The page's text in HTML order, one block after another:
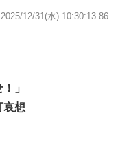
2025/12/31(水) 10:30:13.86
」
哀想